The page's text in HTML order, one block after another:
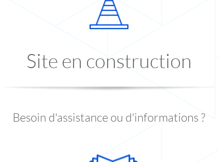
Site en construction
Besoin d'assistance ou d'informations ?